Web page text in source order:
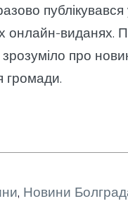
публікувався
онлайн-виданях.
зрозуміло про
громади.
, Новини